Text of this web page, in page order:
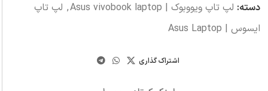
دسته: لپ تاپ ویووبوک | Asus vivobook laptop , لپ تاپ
ایسوس | Asus Laptop
اشتراک گذاری